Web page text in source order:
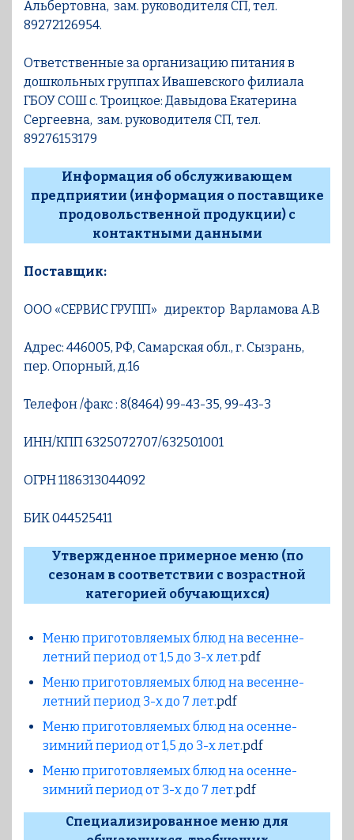
Альбертовна, зам. руководителя СП, тел.
89272126954.
Ответственные за организацию питания в
дошкольных группах Ивашевского филиала
ГБОУ СОШ с. Троицкое: Давыдова Екатерина
Сергеевна, зам. руководителя СП, тел.
89276153179
Информация об обслуживающем
предприятии (информация о поставщике
продовольственной продукции) с
контактными данными
Поставщик:
ООО «СЕРВИС ГРУПП» директор Варламова А.В
Адрес: 446005, РФ, Самарская обл., г. Сызрань,
пер. Опорный, д.16
Телефон /факс : 8(8464) 99-43-35, 99-43-3
ИНН/КПП 6325072707/632501001
ОГРН 1186313044092
БИК 044525411
Утвержденное примерное меню (по
сезонам в соответствии с возрастной
категорией обучающихся)
Меню приготовляемых блюд на весенне-
летний период от 1,5 до 3-х лет.pdf
Меню приготовляемых блюд на весенне-
летний период 3-х до 7 лет.pdf
Меню приготовляемых блюд на осенне-
зимний период от 1,5 до 3-х лет.pdf
Меню приготовляемых блюд на осенне-
зимний период от 3-х до 7 лет.pdf
Специализированное меню для